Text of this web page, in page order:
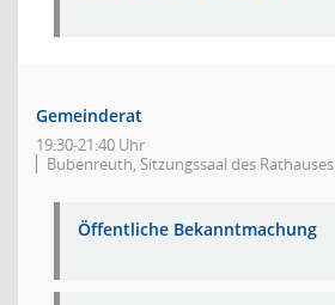
Gemeinderat
19:30-21:40 Uhr
Bubenreuth, Sitzungssaal des Rathauses
Öffentliche Bekanntmachung